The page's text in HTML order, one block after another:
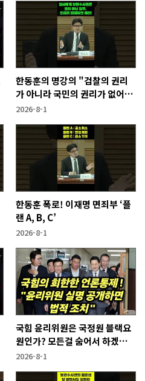
한동훈의 명강의 "검찰의 권리
가 아니라 국민의 권리가 없어지
는 것"
2026-8-1
한동훈 폭로! 이재명 면죄부 ‘플
랜 A, B, C’
2026-8-1
국힘 윤리위원은 국정원 블랙요
원인가? 모든걸 숨어서 하겠다
고?
2026-8-1